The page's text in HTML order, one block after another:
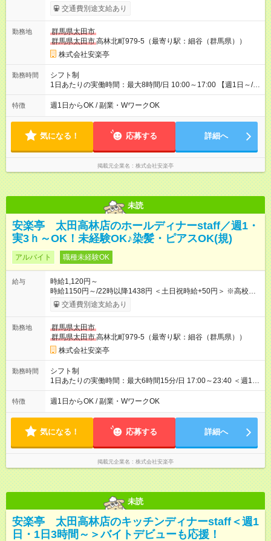
時給1120円 【試用期間】試用期間あり 試用期間の長さ：12ヶ
月 ※ 雇用形態と給与に、本採用時と異なる部分があります。 雇
時給1110円 ※高校生時給1080円 ※最大12ヶ月の間で、合計30
時間の試用期間（研修期間）があります。
交通費別途支給あり
勤務地
群馬県太田市
群馬県太田市高林北町979-5（最寄り駅：細谷（群馬県））
株式会社安楽亭
勤務時間
シフト制
1日あたりの実働時間：最大8時間/日 10:00～17:00 【週1日～/1
日3時間～OK！】 ＊レギュラー勤務ももちろん大歓迎！ 「子ど
ものお迎えまでの時間」 「ランチタイムだけ」 など、家庭の予
談可能◎
特徴 週1日からOK / 副業・WワークOK
気になる！ 応募する 詳細へ
掲載元企業名 株式会社安楽亭
未読
安楽亭 太田高林店のホールディナーstaff／週1・
実3ｈ～OK！未経験OK♪染髪・ピアスOK(規)
アルバイト 職種未経験OK
給与
時給1,120円～
時給1150円～/22時以降1438円 ＜土日祝時給+50円＞ ※高校生
時給1120円 【試用期間】試用期間あり 試用期間の長さ：12ヶ
月 ※ 雇用形態と給与に、本採用時と異なる部分があります。 雇
時給1110円 ※高校生時給1080円 ※最大12ヶ月の間で、合計30
時間の試用期間（研修期間）があります。
交通費別途支給あり
勤務地
群馬県太田市
群馬県太田市高林北町979-5（最寄り駅：細谷（群馬県））
株式会社安楽亭
勤務時間
シフト制
1日あたりの実働時間：最大6時間15分/日 17:00～23:40 ＜週1日
～/短時間OK！＞ ※18歳未満・高校生は21:30までの勤務 ・シフ
トは自己申告制だから私生活優先でOK◎ ・週1日もあれば週5日
して短時間」など希望に合わせて働けます！
特徴 週1日からOK / 副業・WワークOK
気になる！ 応募する 詳細へ
掲載元企業名 株式会社安楽亭
未読
安楽亭 太田高林店のキッチンディナーstaff＜週1
日・1日3時間～＞バイトデビューも応援！